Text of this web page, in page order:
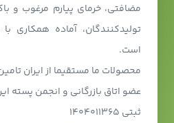
مضافتی، خرمای پیارم مرغوب و
تولیدکنندگان، آماده همکاری
است.
محصولات ما مستقیما از ایران
عضو اتاق بازرگانی و انجمن پسته
ثبتی ۱۴۰۴۰۱۱۳۶۵